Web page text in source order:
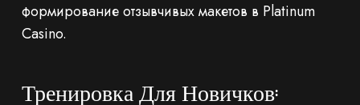
формирование отзывчивых макетов в Platinum
Casino.
Тренировка Для Новичков: